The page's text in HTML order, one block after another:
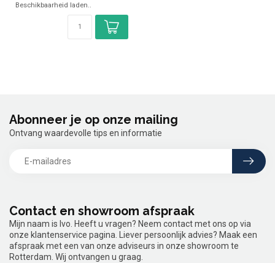
Beschikbaarheid laden..
Contact en showroom afspraak
Mijn naam is Ivo. Heeft u vragen? Neem contact met ons op via
onze klantenservice pagina. Liever persoonlijk advies? Maak een
afspraak met een van onze adviseurs in onze showroom te
Rotterdam. Wij ontvangen u graag.
Abonneer je op onze mailing
Ontvang waardevolle tips en informatie